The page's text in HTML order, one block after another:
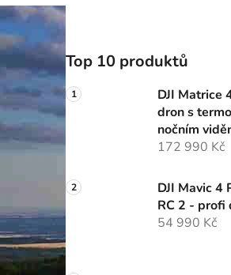
o
s
t
r
a
n
í
p
a
Top 10 produktů
DJI Matrice
dron s
nočním
172 990 Kč
DJI Mavic 4
RC 2 - profi
54 990 Kč